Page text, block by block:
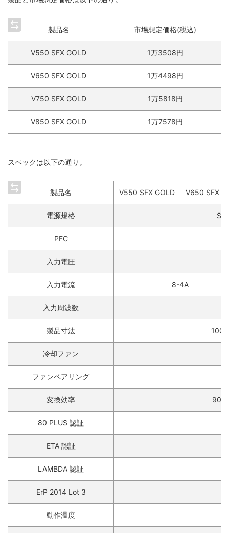
製品名 市場想定価格(税込)
V550 SFX GOLD 1万3508円
V650 SFX GOLD 1万4498円
V750 SFX GOLD 1万5818円
V850 SFX GOLD 1万7578円
スペックは以下の通り。
製品名 V550 SFX GOLD V650 SFX
電源規格
PFC
入力電圧
入力電流 8-4A
入力周波数
製品寸法 100
冷却ファン
ファンベアリング
変換効率 90%
80 PLUS 認証
ETA 認証
LAMBDA 認証
ErP 2014 Lot 3
動作温度